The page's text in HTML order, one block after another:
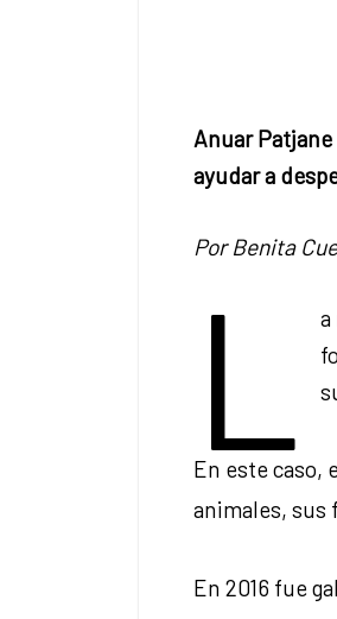
Anuar
ayudar a
Por Benita
L
En este caso,
animales, sus
En 2016 fue